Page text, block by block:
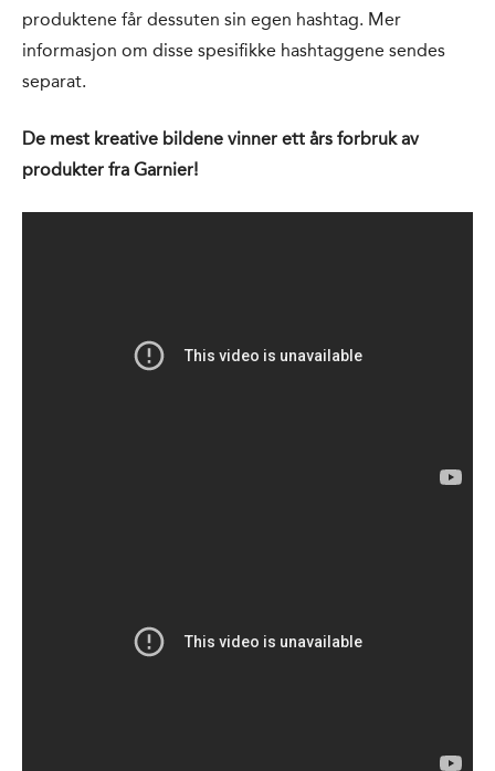
produktene får dessuten sin egen hashtag. Mer
informasjon om disse spesifikke hashtaggene sendes
separat.
De mest kreative bildene vinner ett års forbruk av
produkter fra Garnier!